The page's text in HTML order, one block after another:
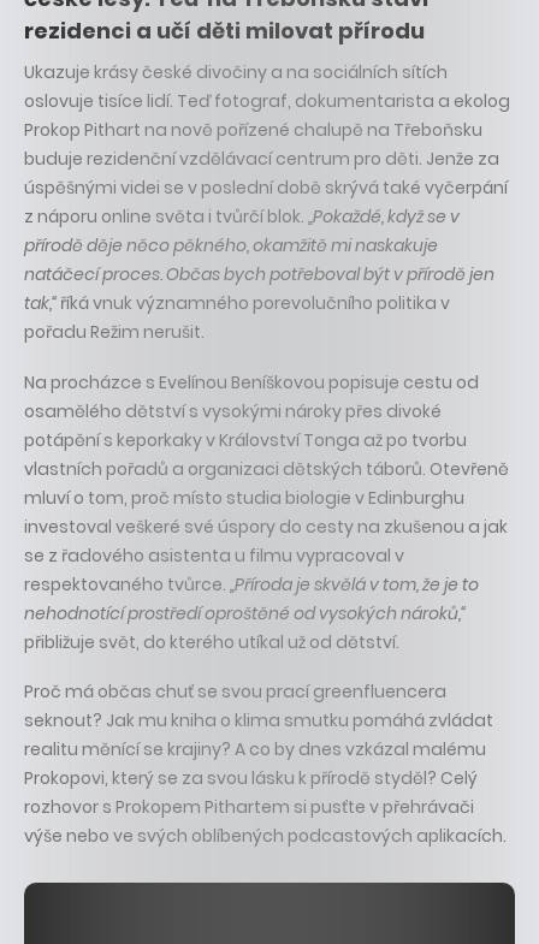
rezidenci a učí děti milovat přírodu
Ukazuje krásy české divočiny a na sociálních sítích
oslovuje tisíce lidí. Teď fotograf, dokumentarista a ekolog
Prokop Pithart na nově pořízené chalupě na Třeboňsku
buduje rezidenční vzdělávací centrum pro děti. Jenže za
úspěšnými videi se v poslední době skrývá také vyčerpání
z náporu online světa i tvůrčí blok. „Pokaždé, když se v
přírodě děje něco pěkného, okamžitě mi naskakuje
natáčecí proces. Občas bych potřeboval být v přírodě jen
tak,“ říká vnuk významného porevolučního politika v
pořadu Režim nerušit.
Na procházce s Evelínou Beníškovou popisuje cestu od
osamělého dětství s vysokými nároky přes divoké
potápění s keporkaky v Království Tonga až po tvorbu
vlastních pořadů a organizaci dětských táborů. Otevřeně
mluví o tom, proč místo studia biologie v Edinburghu
investoval veškeré své úspory do cesty na zkušenou a jak
se z řadového asistenta u filmu vypracoval v
respektovaného tvůrce. „Příroda je skvělá v tom, že je to
nehodnotící prostředí oproštěné od vysokých nároků,“
přibližuje svět, do kterého utíkal už od dětství.
Proč má občas chuť se svou prací greenfluencera
seknout? Jak mu kniha o klima smutku pomáhá zvládat
realitu měnící se krajiny? A co by dnes vzkázal malému
Prokopovi, který se za svou lásku k přírodě styděl? Celý
rozhovor s Prokopem Pithartem si pusťte v přehrávači
výše nebo ve svých oblíbených podcastových aplikacích.